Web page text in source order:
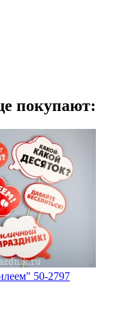
покупают:
50-2797